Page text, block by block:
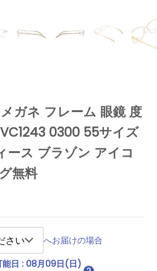
ガネ フレーム 眼鏡 度
0300 55サイズ
ース ブラゾン アイコ
無料
へお届けの場合
日 : 08月09日(日)